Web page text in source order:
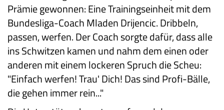
Prämie gewonnen: Eine Trainingseinheit mit dem
Bundesliga-Coach Mladen Drijencic. Dribbeln,
passen, werfen. Der Coach sorgte dafür, dass alle
ins Schwitzen kamen und nahm dem einen oder
anderen mit einem lockeren Spruch die Scheu:
"Einfach werfen! Trau' Dich! Das sind Profi-Bälle,
die gehen immer rein..."